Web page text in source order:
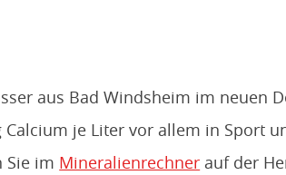
aus Bad Windsheim im neuen
je Liter vor allem in Sport
Sie im Mineralienrechner auf der